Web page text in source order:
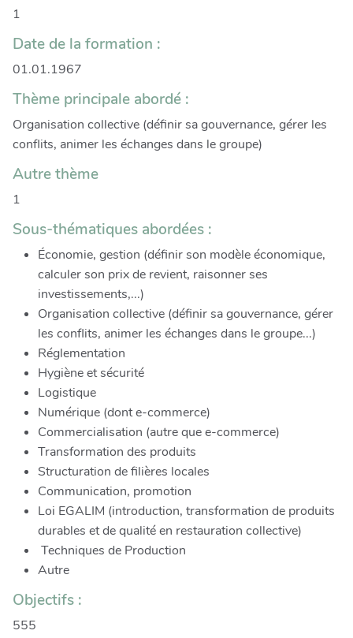
1
Date de la formation :
01.01.1967
Thème principale abordé :
Organisation collective (définir sa gouvernance, gérer les
conflits, animer les échanges dans le groupe)
Autre thème
1
Sous-thématiques abordées :
Économie, gestion (définir son modèle économique,
calculer son prix de revient, raisonner ses
investissements,...)
Organisation collective (définir sa gouvernance, gérer
les conflits, animer les échanges dans le groupe...)
Réglementation
Hygiène et sécurité
Logistique
Numérique (dont e-commerce)
Commercialisation (autre que e-commerce)
Transformation des produits
Structuration de filières locales
Communication, promotion
Loi EGALIM (introduction, transformation de produits
durables et de qualité en restauration collective)
Techniques de Production
Autre
Objectifs :
555